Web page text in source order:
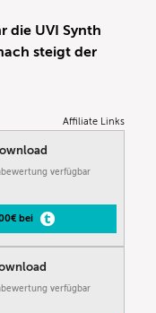
die UVI Synth
steigt der
Affiliate Links
verfügbar
bei
verfügbar